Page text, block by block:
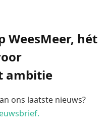
WeesMeer, hét
ambitie
ons laatste nieuws?